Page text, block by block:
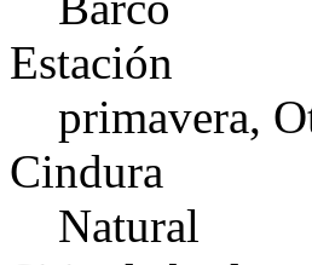
Estación
primavera,
Cindura
Natural